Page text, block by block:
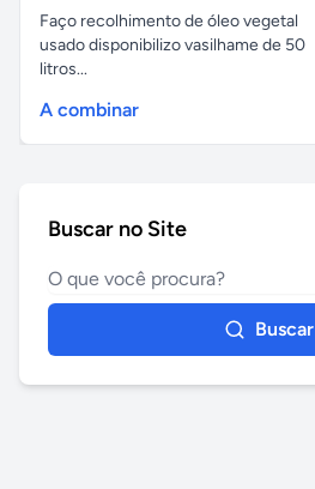
Faço recolhimento de óleo vegetal
usado disponibilizo vasilhame de 50
litros...
A combinar
Buscar no Site
Buscar